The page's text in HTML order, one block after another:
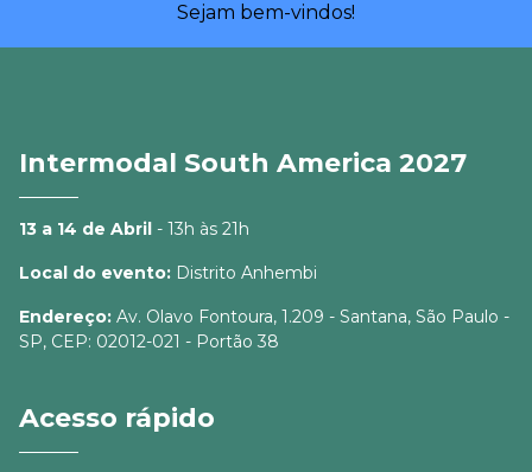
Sejam bem-vindos!
Intermodal South America 2027
13 a 14 de Abril - 13h às 21h
Local do evento: Distrito Anhembi
Endereço: Av. Olavo Fontoura, 1.209 - Santana, São Paulo -
SP, CEP: 02012-021 - Portão 38
Acesso rápido